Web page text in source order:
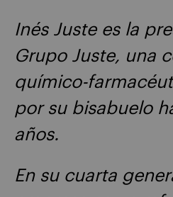
Inés Juste es la
Grupo Juste, una
químico-
por su bisabuelo
años.
En su cuarta